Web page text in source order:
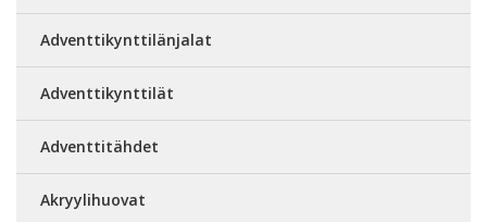
Adventtikynttilänjalat
Adventtikynttilät
Adventtitähdet
Akryylihuovat